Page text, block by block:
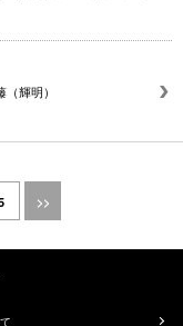
輝明）
>>